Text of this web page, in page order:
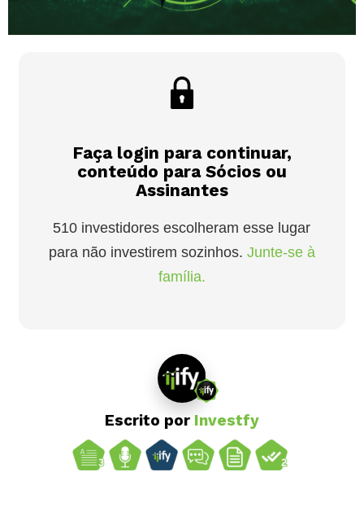
Faça login para continuar,
conteúdo para Sócios ou
Assinantes
510 investidores escolheram esse lugar
para não investirem sozinhos. Junte-se à
família.
Escrito por Investfy